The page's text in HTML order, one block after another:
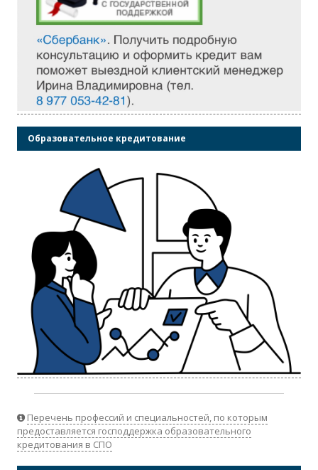
Образовательное кредитование
Перечень профессий и специальностей, по которым
предоставляется господдержка образовательного
кредитования в СПО